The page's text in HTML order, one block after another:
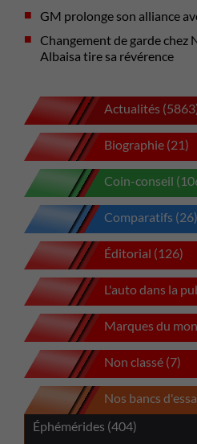
GM prolonge son alliance
Changement de garde chez
Albaisa tire sa révérence
Actualités
Biographie (21)
Coin-conseil
Comparatifs (26)
Éditorial (126)
L'auto dans la
Marques du
Non classé (7)
Nos bancs
Éphémérides (404)